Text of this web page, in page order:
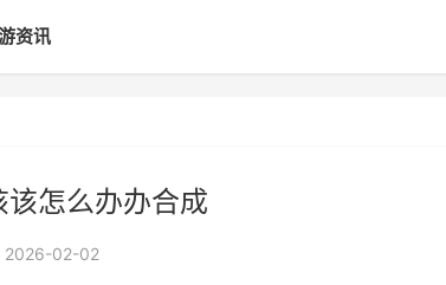
资讯
该怎么办办合成
2026-02-02